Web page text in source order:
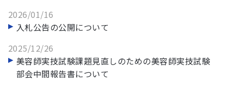
2026/01/16
入札公告の公開について
2025/12/26
美容師実技試験課題見直しのための美容師実技試験
部会中間報告書について